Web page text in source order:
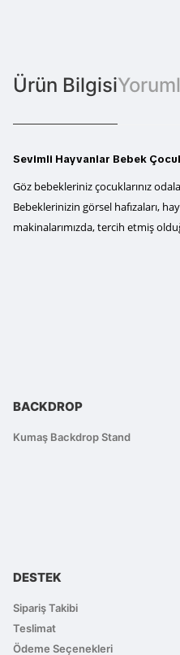
Ürün Bilgisi
Sevimli Hayvanlar Bebek
Göz bebekleriniz çocuklarınız
Bebeklerinizin görsel hafızaları,
makinalarımızda, tercih etmiş
Ürün fiyatı diğer sitelerden daha
Bu ürüne benzer farklı
BACKDROP
Kumaş Backdrop Stand
DESTEK
Sipariş Takibi
Teslimat
Ödeme Seçenekleri